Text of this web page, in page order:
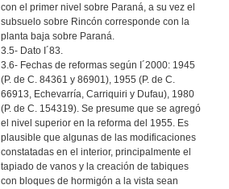
con el primer nivel sobre Paraná, a su vez el
subsuelo sobre Rincón corresponde con la
planta baja sobre Paraná.
3.5- Dato I´83.
3.6- Fechas de reformas según I´2000: 1945
(P. de C. 84361 y 86901), 1955 (P. de C.
66913, Echevarría, Carriquiri y Dufau), 1980
(P. de C. 154319). Se presume que se agregó
el nivel superior en la reforma del 1955. Es
plausible que algunas de las modificaciones
constatadas en el interior, principalmente el
tapiado de vanos y la creación de tabiques
con bloques de hormigón a la vista sean